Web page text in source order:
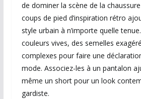
de dominer la scène de la
coups de pied d’inspiration rétro
style urbain à n’importe quelle
couleurs vives, des semelles
complexes pour faire une
mode. Associez-les à un pantalon
même un short pour un look
gardiste.